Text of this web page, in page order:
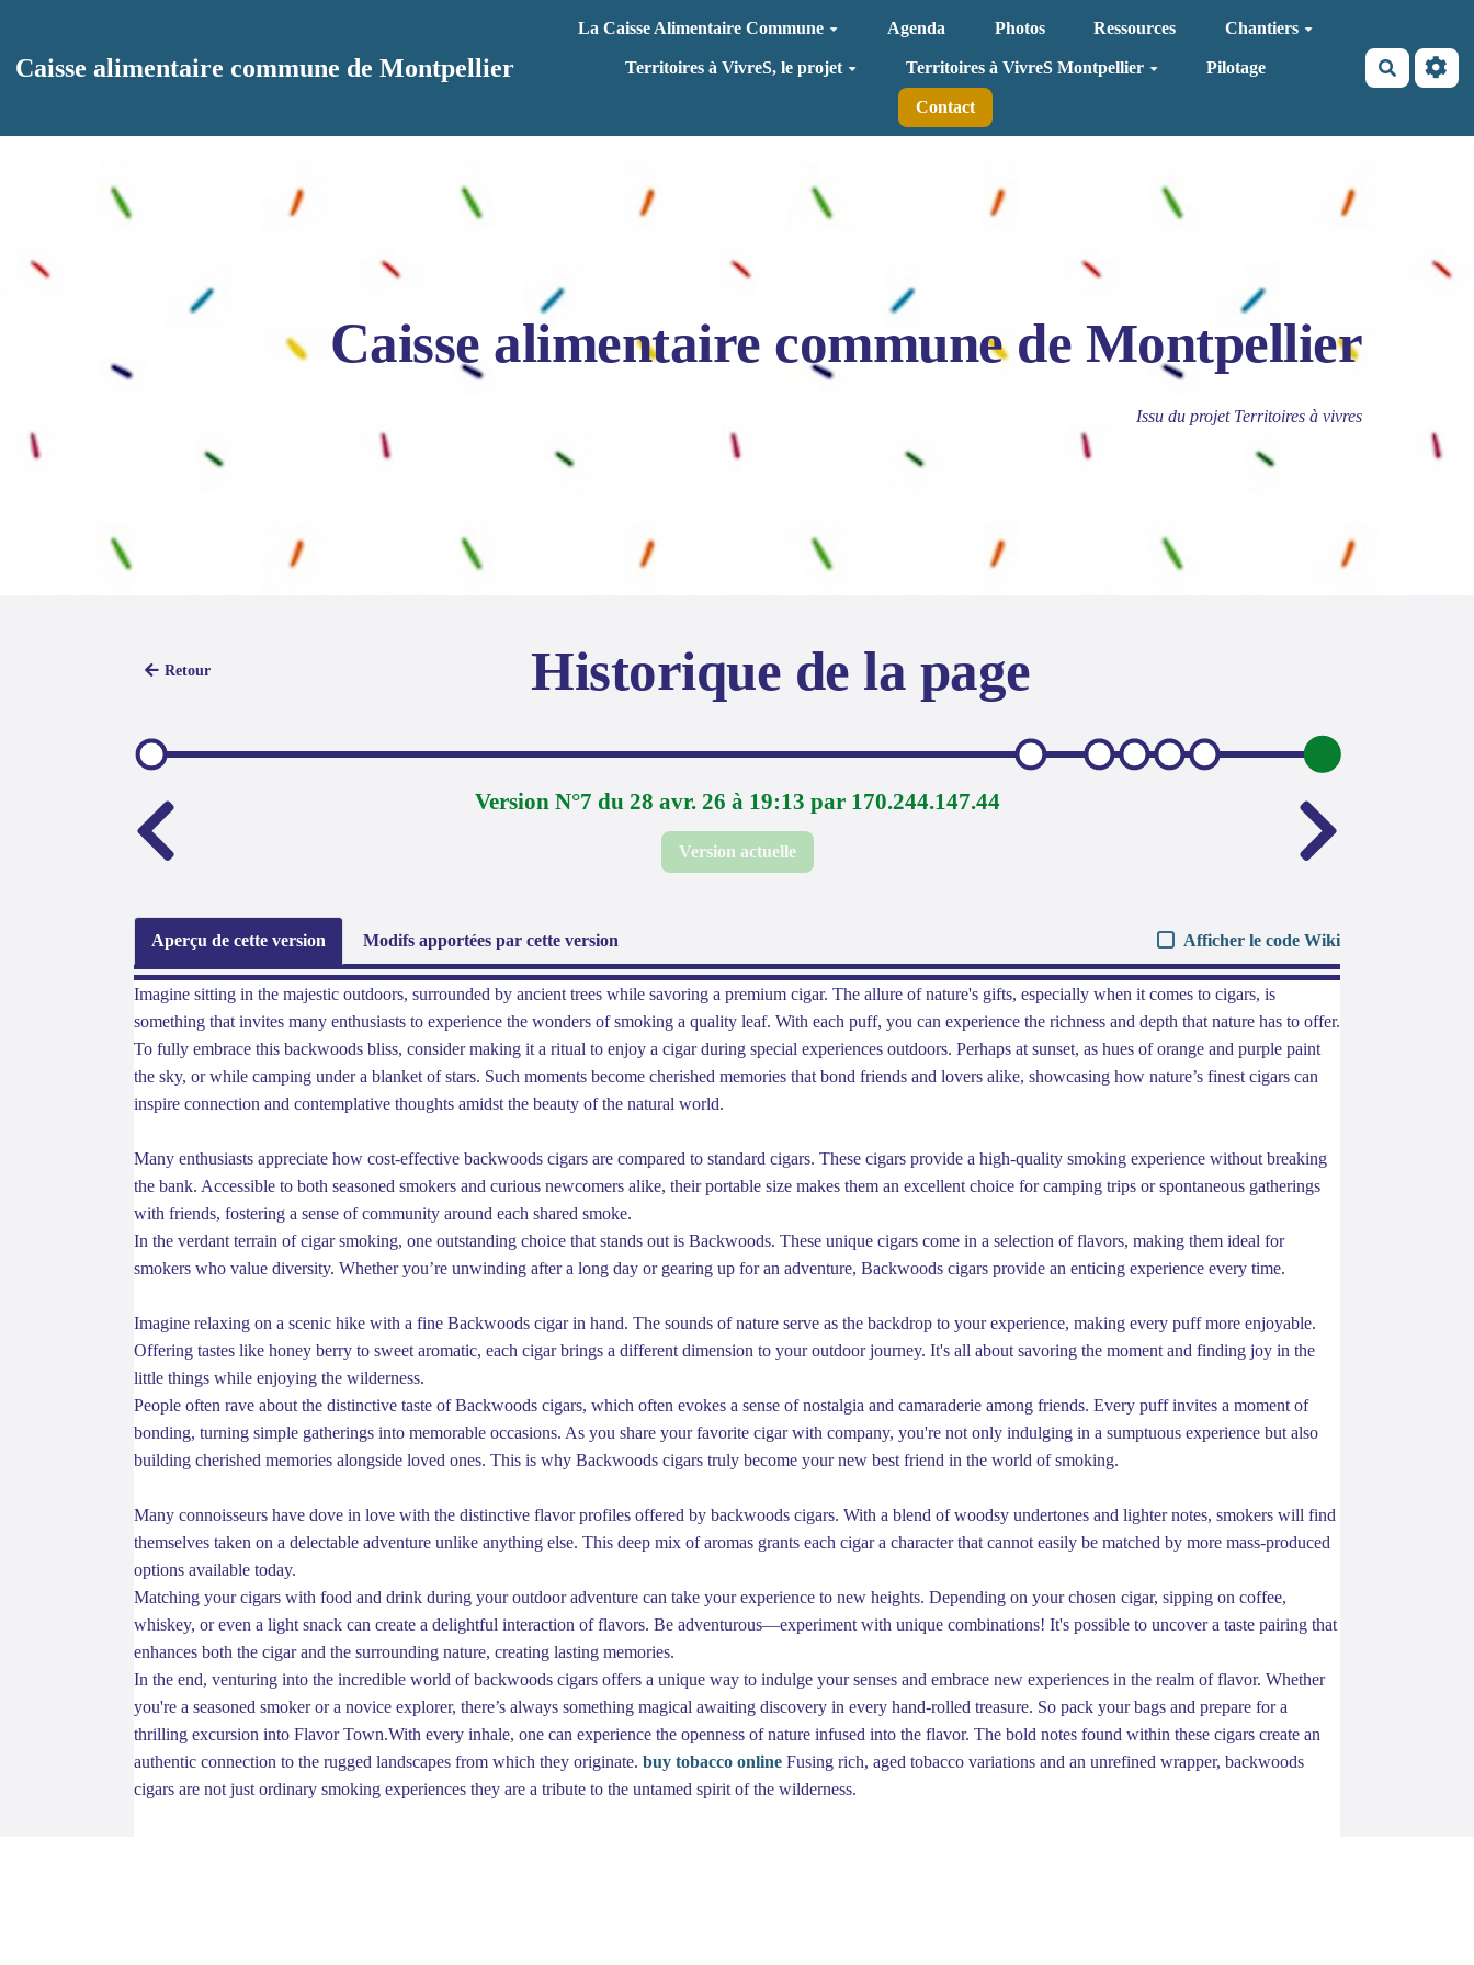
Caisse alimentaire commune de Montpellier
La Caisse Alimentaire Commune Agenda Photos Ressources Chantiers
Territoires à VivreS, le projet Territoires à VivreS Montpellier Pilotage
Contact
Caisse alimentaire commune de Montpellier
Issu du projet Territoires à vivres
Retour Historique de la page
Version N°7 du 28 avr. 26 à 19:13 par 170.244.147.44
Version actuelle
Aperçu de cette version Modifs apportées par cette version Afficher le code Wiki